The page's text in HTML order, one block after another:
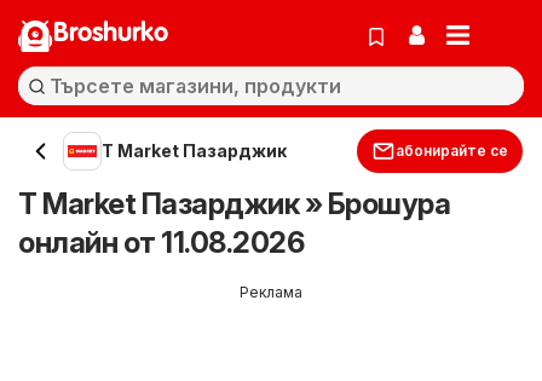
Broshurko
T Market Пазарджик абонирайте се
T Market Пазарджик » Брошура
онлайн от 11.08.2026
Реклама